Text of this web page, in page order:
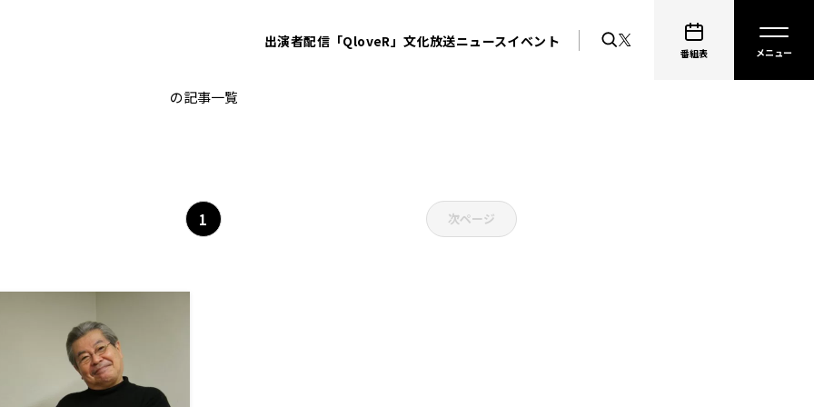
出演者配信「QloveR」文化放送ニュースイベント
番組表
三代目 三遊亭金馬
の記事一覧
1 次ページ